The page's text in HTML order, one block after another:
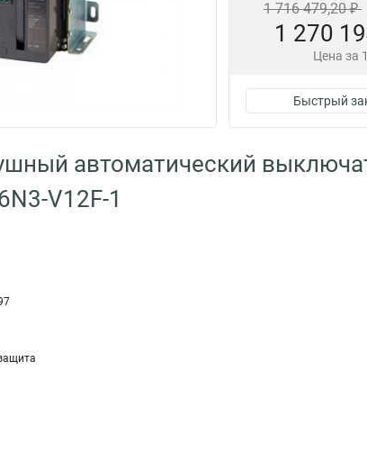
1 716 479,20 ₽
1 270
Цена за
Быстрый
автоматический
V12F-1